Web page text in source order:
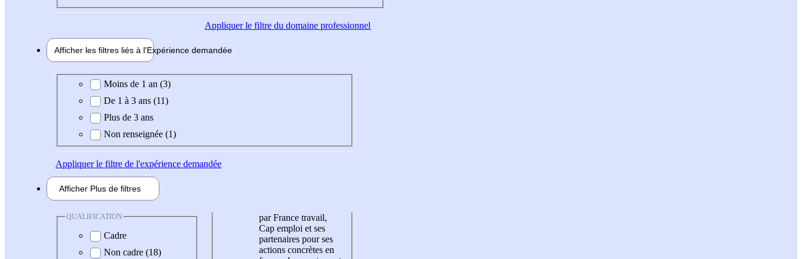
Appliquerle filtre du domaine professionnel
Afficher les filtres liés à l'Expérience demandée
Expérience demandée
Moins de 1 an (3)
De 1 à 3 ans (11)
Plus de 3 ans
Non renseignée (1)
Appliquerle filtre de l'expérience demandée
Afficher Plus de filtres
QUALIFICATION
Cadre
Non cadre (18)
par France travail,
Cap emploi et ses
partenaires pour ses
actions concrètes en